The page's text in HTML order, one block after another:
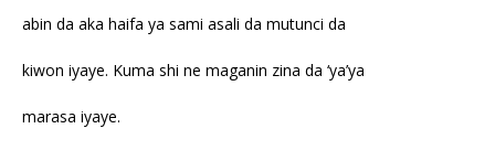
abin da aka haifa ya sami asali da mutunci da
kiwon iyaye. Kuma shi ne maganin zina da ‘ya’ya
marasa iyaye.